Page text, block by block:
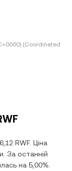
(Coordinated
RWF. Ціна
За останній
на 5,00%.